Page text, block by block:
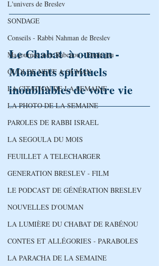
L'univers de Breslev
SONDAGE
Conseils - Rabbi Nahman de Breslev
Ma journée avec Rabenou - Etude jou
QUOI DE NEUF A OUMAN
LA CITATION DE LA SEMAINE
LA PHOTO DE LA SEMAINE
PAROLES DE RABBI ISRAEL
LA SEGOULA DU MOIS
FEUILLET A TELECHARGER
GENERATION BRESLEV - FILM
LE PODCAST DE GÉNÉRATION BRESLEV
NOUVELLES D'OUMAN
LA LUMIÈRE DU CHABAT DE RABÉNOU
CONTES ET ALLÉGORIES - PARABOLES
LA PARACHA DE LA SEMAINE
Le Chabat  à ouman -
Moments spirituels
inoubliables de votre vie